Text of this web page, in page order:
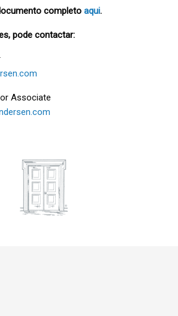
completo aqui.
pode contactar:
Associate